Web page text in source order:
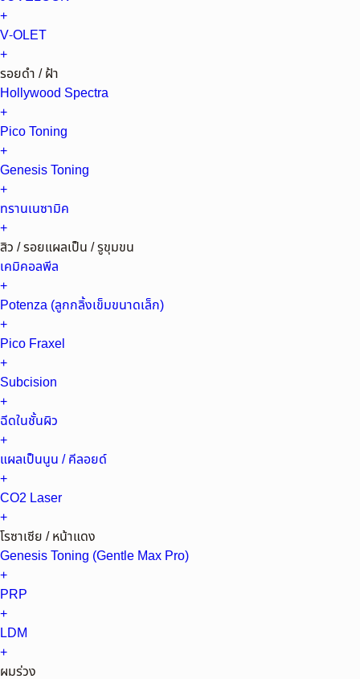
+
V-OLET
+
รอยดำ / ฝ้า
Hollywood Spectra
+
Pico Toning
+
Genesis Toning
+
ทรานเนซามิค
+
สิว / รอยแผลเป็น / รูขุมขน
เคมิคอลพีล
+
Potenza (ลูกกลิ้งเข็มขนาดเล็ก)
+
Pico Fraxel
+
Subcision
+
ฉีดในชั้นผิว
+
แผลเป็นนูน / คีลอยด์
+
CO2 Laser
+
โรซาเซีย / หน้าแดง
Genesis Toning (Gentle Max Pro)
+
PRP
+
LDM
+
ผมร่วง